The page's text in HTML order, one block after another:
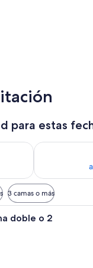
para estas
ago 9 - ago 10
Consulta la
3 camas o más
habitación de hotel
doble o 2